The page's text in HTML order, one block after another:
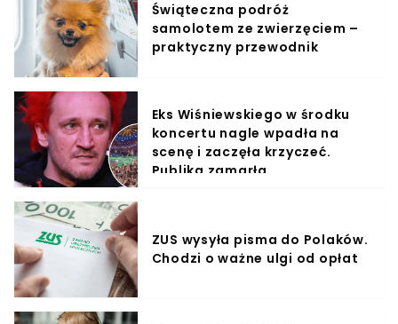
Świąteczna podróż
samolotem ze zwierzęciem –
praktyczny przewodnik
Eks Wiśniewskiego w środku
koncertu nagle wpadła na
scenę i zaczęła krzyczeć.
Publika zamarła
ZUS wysyła pisma do Polaków.
Chodzi o ważne ulgi od opłat